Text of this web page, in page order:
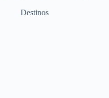
Destinos